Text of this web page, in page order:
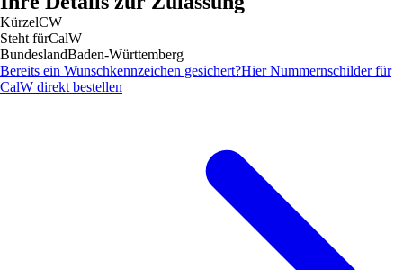
KürzelCW
Steht fürCalW
BundeslandBaden-Württemberg
Bereits ein Wunschkennzeichen gesichert?Hier Nummernschilder für
CalW direkt bestellen